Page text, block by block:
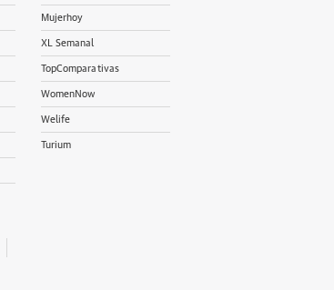
Mujerhoy
XL Semanal
TopComparativas
WomenNow
Welife
Turium